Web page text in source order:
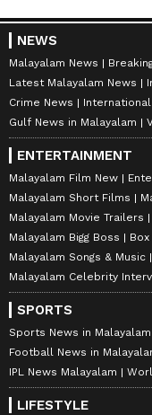
NEWS
Malayalam News
Latest Malayalam News
Crime News
Gulf News in Malayalam
ENTERTAINMENT
Malayalam Film New
Malayalam Short Films
Malayalam Movie Trailers
Malayalam Bigg Boss
Malayalam Songs & Music
Malayalam Celebrity
SPORTS
Sports News in Malayalam
Football News in
IPL News Malayalam
LIFESTYLE